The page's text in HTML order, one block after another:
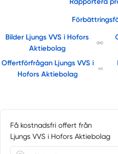
Bilder Ljungs VVS i Hofors
Aktiebolag
Offertförfrågan Ljungs VVS i
Hofors Aktiebolag
Få kostnadsfri offert från
Ljungs VVS i Hofors Aktiebolag